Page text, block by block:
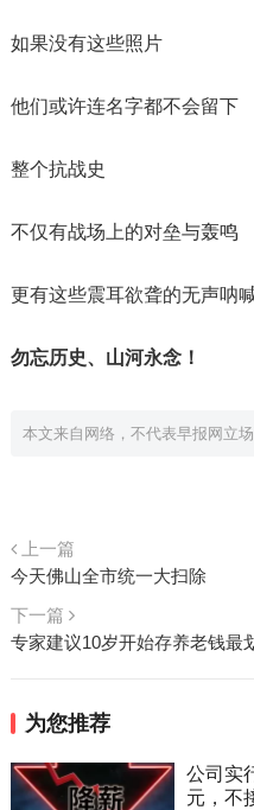
如果没有这些照片
他们或许连名字都不会留下
整个抗战史
不仅有战场上的对垒与轰鸣
更有这些震耳欲聋的无声呐
勿忘历史、山河永念！
本文来自网络，不代表早报网立
上一篇
今天佛山全市统一大扫除
下一篇
专家建议10岁开始存养老钱最
为您推荐
公司实
元，不